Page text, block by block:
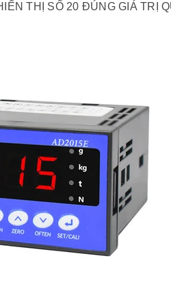
THỊ SỐ 20 ĐÚNG GIÁ TRỊ